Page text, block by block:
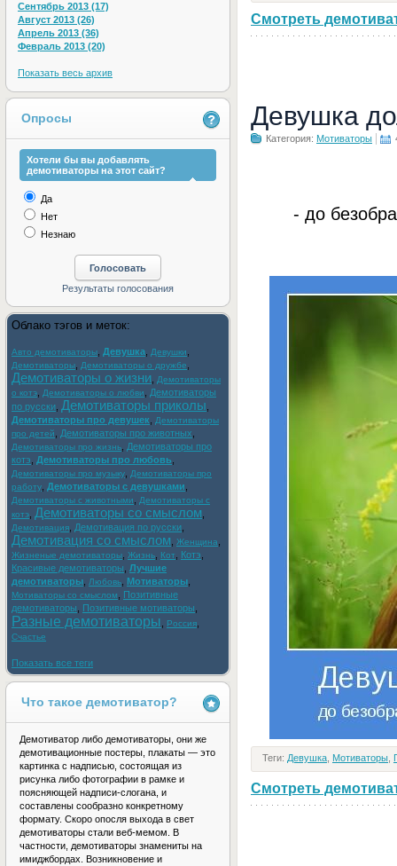
Смотреть
Девушка
Категория: Мотиваторы
- до
Теги: Девушка Мотиваторы
Смотреть
Сентябрь 2013 (17)
Август 2013 (26)
Апрель 2013 (36)
Февраль 2013 (20)
Показать весь архив
Опросы
Хотели бы вы добавлять
демотиваторы на этот сайт?
Да
Нет
Незнаю
Облако тэгов и меток:
Авто демотиваторы Девушка Девушки
Демотиваторы Демотиваторы о дружбе
Демотиваторы о жизни
Демотиваторы
о котэ
Демотиваторы о любви
Демотиваторы
по русски Демотиваторы приколы
Демотиваторы про девушек
Демотиваторы
про детей
Демотиваторы про животных
Демотиваторы про жизнь
Демотиваторы про
котэ
Демотиваторы про любовь
Демотиваторы про музыку
Демотиваторы про
работу
Демотиваторы с девушками
Демотиваторы с животными
Демотиваторы с
котэ
Демотиваторы со смыслом
Демотивация Демотивация по русски
Демотивация со смыслом Женщина
Жизненые демотиваторы Жизнь Кот Котэ
Красивые демотиваторы Лучшие
демотиваторы
Любовь Мотиваторы
Мотиваторы со смыслом
Позитивные
демотиваторы
Позитивные мотиваторы
Разные демотиваторы Россия
Счастье
Показать все теги
Что такое демотиватор?
Демотиватор либо демотиваторы, они же
демотивационные постеры, плакаты — это
картинка с надписью, состоящая из
рисунка либо фотографии в рамке и
поясняющей надписи-слогана, и
составлены сообразно конкретному
формату. Скоро опосля выхода в свет
демотиваторы стали веб-мемом. В
частности, демотиваторы знамениты на
имиджбордах. Возникновение и